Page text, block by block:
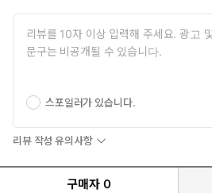
스포일러가 있습니다.
리뷰 작성 유의사항
구매자 0